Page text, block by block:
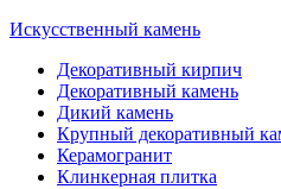
Искусственный камень
Декоративный кирпич
Декоративный камень
Дикий камень
Крупный декоративный
Керамогранит
Клинкерная плитка